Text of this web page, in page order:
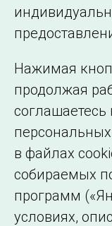
©2005–2026 АО «СО
Нажимая
продолжая
соглашаетесь
в файлах
собираемых
программ
условиях,